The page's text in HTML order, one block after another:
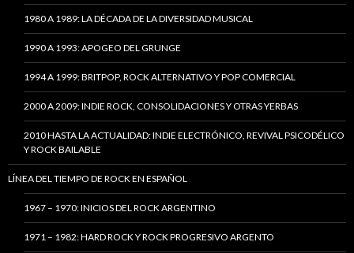
1980 A 1989: LA DÉCADA DE LA DIVERSIDAD MUSICAL
1990 A 1993: APOGEO DEL GRUNGE
1994 A 1999: BRITPOP, ROCK ALTERNATIVO Y POP COMERCIAL
2000 A 2009: INDIE ROCK, CONSOLIDACIONES Y OTRAS YERBAS
2010 HASTA LA ACTUALIDAD: INDIE ELECTRÓNICO, REVIVAL PSICODÉLICO
Y ROCK BAILABLE
LÍNEA DEL TIEMPO DE ROCK EN ESPAÑOL
1967 – 1970: INICIOS DEL ROCK ARGENTINO
1971 – 1982: HARD ROCK Y ROCK PROGRESIVO ARGENTO